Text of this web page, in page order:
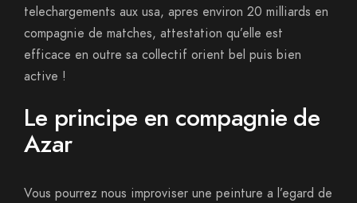
telechargements aux usa, apres environ 20 milliards en
compagnie de matches, attestation qu’elle est
efficace en outre sa collectif orient bel puis bien
active !
Le principe en compagnie de
Azar
Vous pourrez nous improviser une peinture a l’egard de